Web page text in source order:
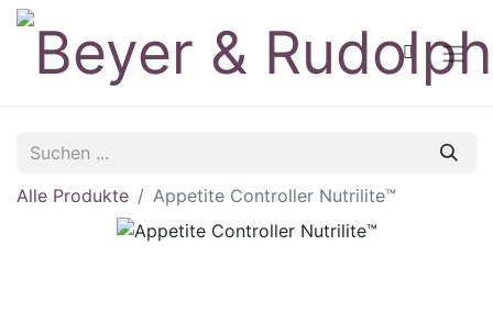
Alle Produkte Appetite Controller Nutrilite™